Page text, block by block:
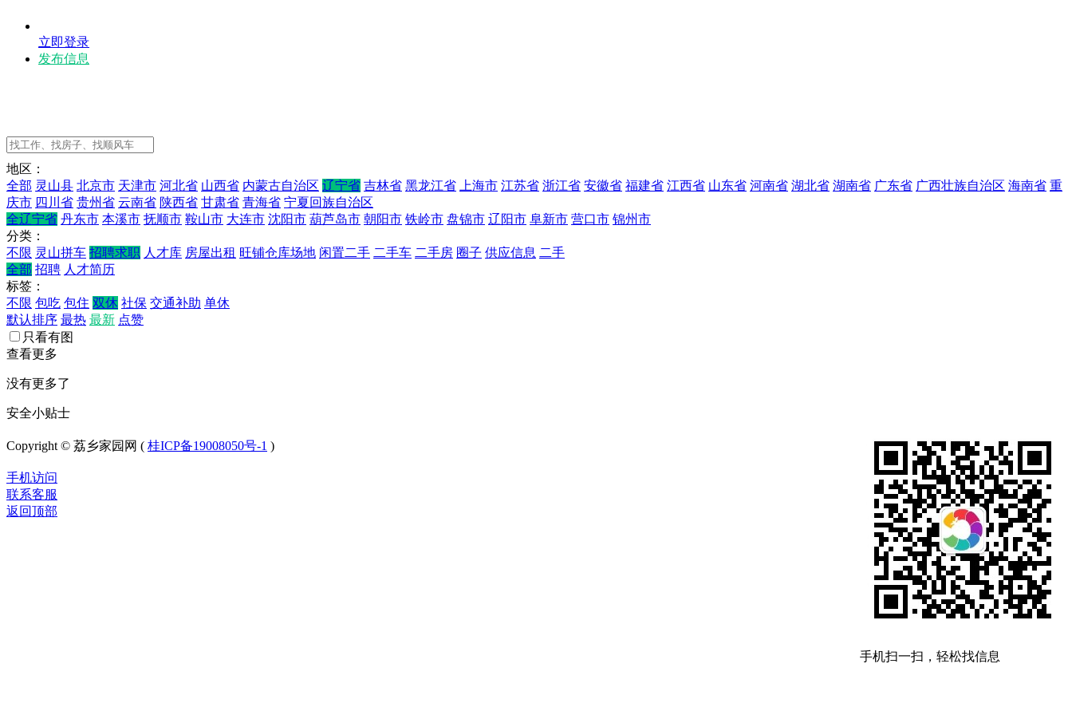
立即登录
发布信息
地区：
全部 灵山县 北京市 天津市 河北省 山西省 内蒙古自治区 辽宁省 吉林省 黑龙江省 上海市 江苏省 浙江省 安徽省 福建省 江西省 山东省 河南省 湖北省 湖南省 广东省 广西壮族自治区 海南省 重
庆市 四川省 贵州省 云南省 陕西省 甘肃省 青海省 宁夏回族自治区
全辽宁省 丹东市 本溪市 抚顺市 鞍山市 大连市 沈阳市 葫芦岛市 朝阳市 铁岭市 盘锦市 辽阳市 阜新市 营口市 锦州市
分类：
不限 灵山拼车 招聘求职 人才库 房屋出租 旺铺仓库场地 闲置二手 二手车 二手房 圈子 供应信息 二手
全部 招聘 人才简历
标签：
不限 包吃 包住 双休 社保 交通补助 单休
默认排序 最热 最新 点赞
只看有图
查看更多
没有更多了
安全小贴士
手机扫一扫，轻松找信息
Copyright © 荔乡家园网 ( 桂ICP备19008050号-1 )
手机访问
联系客服
返回顶部